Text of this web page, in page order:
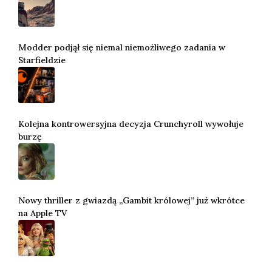
Modder podjął się niemal niemożliwego zadania w
Starfieldzie
Kolejna kontrowersyjna decyzja Crunchyroll wywołuje
burzę
Nowy thriller z gwiazdą „Gambit królowej” już wkrótce
na Apple TV